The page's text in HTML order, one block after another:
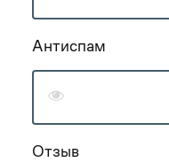
Антиспам
Отзыв